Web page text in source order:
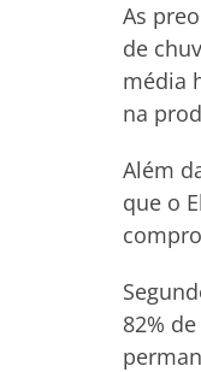
As
de
média
na
Além
que o
82%